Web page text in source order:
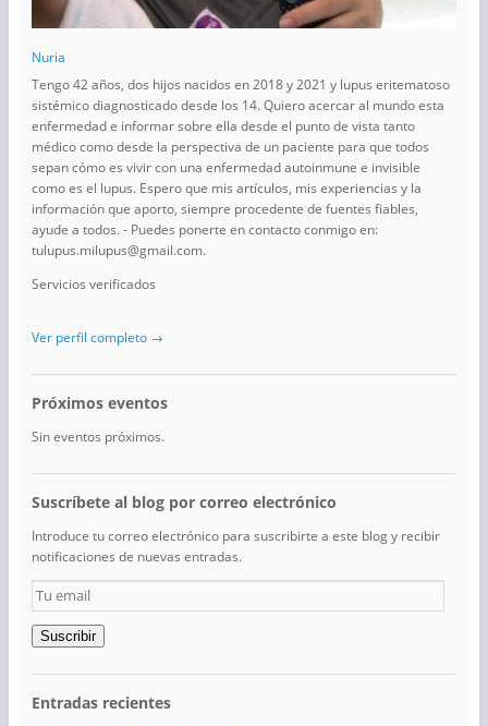
Nuria
Tengo 42 años, dos hijos nacidos en 2018 y 2021 y lupus eritematoso
sistémico diagnosticado desde los 14. Quiero acercar al mundo esta
enfermedad e informar sobre ella desde el punto de vista tanto
médico como desde la perspectiva de un paciente para que todos
sepan cómo es vivir con una enfermedad autoinmune e invisible
como es el lupus. Espero que mis artículos, mis experiencias y la
información que aporto, siempre procedente de fuentes fiables,
ayude a todos. - Puedes ponerte en contacto conmigo en:
tulupus.milupus@gmail.com.
Servicios verificados
Ver perfil completo →
Próximos eventos
Sin eventos próximos.
Suscríbete al blog por correo electrónico
Introduce tu correo electrónico para suscribirte a este blog y recibir
notificaciones de nuevas entradas.
Tu
email
Suscribir
Entradas recientes